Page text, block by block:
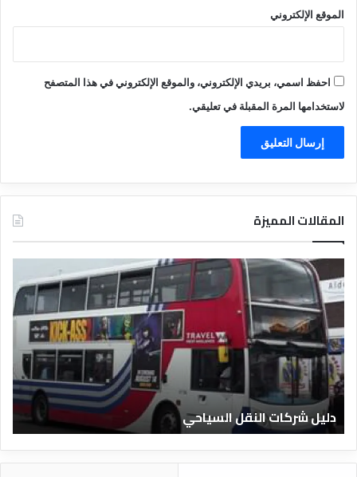
الموقع الإلكتروني
احفظ اسمي، بريدي الإلكتروني، والموقع الإلكتروني في هذا المتصفح
لاستخدامها المرة المقبلة في تعليقي.
المقالات المميزة
ل
ي
ا
ل
ف
ن
د
ق
ا
ل
دليل الفنادق المصرية
ق